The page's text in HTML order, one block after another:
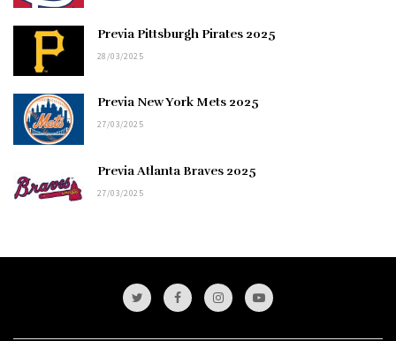
Previa Pittsburgh Pirates 2025
28/03/2025
Previa New York Mets 2025
27/03/2025
Previa Atlanta Braves 2025
27/03/2025